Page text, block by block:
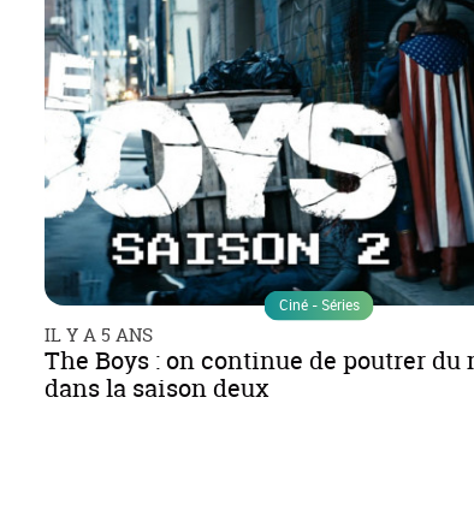
Ciné - Séries
IL Y A 5 ANS
The Boys : on continue de poutrer du
dans la saison deux